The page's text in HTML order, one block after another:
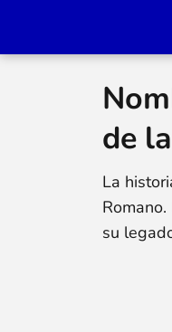
de
La
Romano.
su